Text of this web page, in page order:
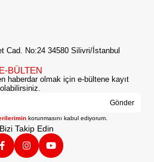
Cad. No:24 34580 Silivri/İstanbul
E-BÜLTEN
haberdar olmak için e-bültene kayıt
olabilirsiniz.
Gönder
korunmasını kabul ediyorum.
Bizi Takip Edin